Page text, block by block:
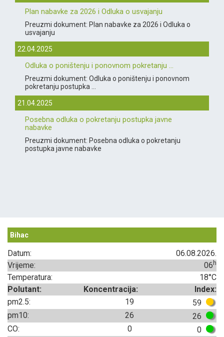
Plan nabavke za 2026 i Odluka o usvajanju
Preuzmi dokument: Plan nabavke za 2026 i Odluka o
usvajanju
22.04.2025
Odluka o poništenju i ponovnom pokretanju ...
Preuzmi dokument: Odluka o poništenju i ponovnom
pokretanju postupka ...
21.04.2025
Posebna odluka o pokretanju postupka javne
nabavke
Preuzmi dokument: Posebna odluka o pokretanju
postupka javne nabavke
Bihac
Datum:
06.08.2026.
Vrijeme:
06 h
Temperatura:
18°C
Polutant:
Koncentracija:
Index:
pm2.5:
19
59
pm10:
26
26
CO:
0
0